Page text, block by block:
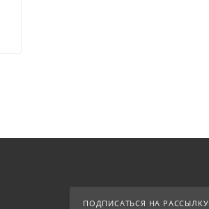
ПОДПИСАТЬСЯ НА РАССЫЛКУ